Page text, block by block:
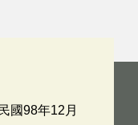
國98年12月